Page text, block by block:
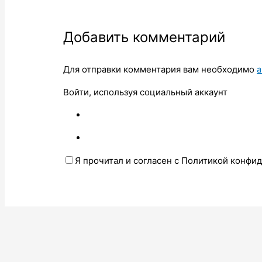
Добавить комментарий
Для отправки комментария вам необходимо
Войти, используя социальный аккаунт
Я прочитал и согласен с Политикой